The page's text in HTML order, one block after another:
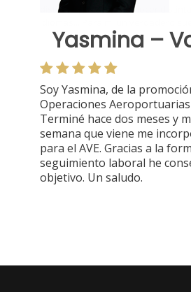
Yasmina –
Soy Yasmina, de la
Operaciones Aeroportuarias
Terminé hace dos meses y
semana que viene me
para el AVE. Gracias a la
seguimiento laboral he
objetivo. Un saludo.